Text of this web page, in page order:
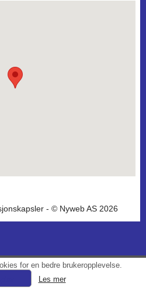
- © Nyweb AS 2026
for en bedre brukeropplevelse.
Les mer